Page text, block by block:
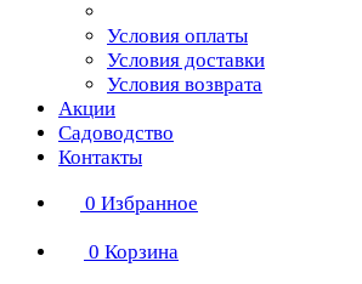
Условия оплаты
Условия доставки
Условия возврата
Акции
Садоводство
Контакты
0 Избранное
0 Корзина